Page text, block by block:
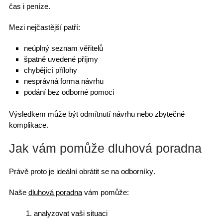
čas i peníze.
Mezi nejčastější patří:
neúplný seznam věřitelů
špatně uvedené příjmy
chybějící přílohy
nesprávná forma návrhu
podání bez odborné pomoci
Výsledkem může být odmítnutí návrhunebo zbytečné
komplikace.
Jak vám pomůže dluhová poradna
Právě proto je ideální obrátit se na odborníky.
Naše dluhová poradnavám pomůže:
analyzovat vaši situaci